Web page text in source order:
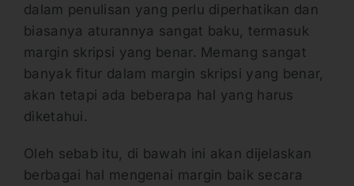
dalam penulisan yang perlu diperhatikan dan
biasanya aturannya sangat baku, termasuk
margin skripsi yang benar. Memang sangat
banyak fitur dalam margin skripsi yang benar,
akan tetapi ada beberapa hal yang harus
diketahui.
Oleh sebab itu, di bawah ini akan dijelaskan
berbagai hal mengenai margin baik secara